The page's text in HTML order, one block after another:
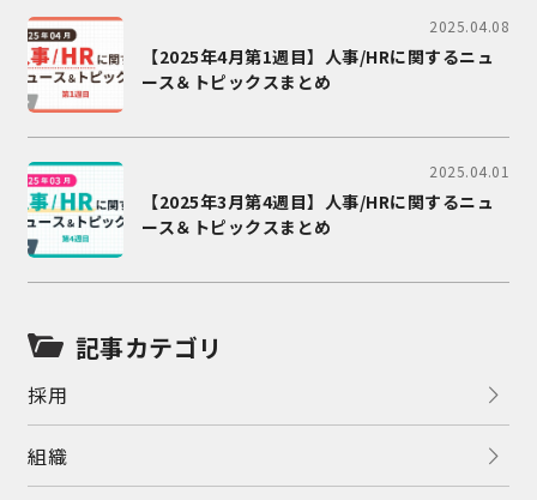
2025.04.08
【2025年4月第1週目】人事/HRに関するニュ
ース＆トピックスまとめ
2025.04.01
【2025年3月第4週目】人事/HRに関するニュ
ース＆トピックスまとめ
記事カテゴリ
採用
組織